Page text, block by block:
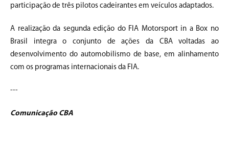
participação de três pilotos cadeirantes em veículos adaptados.
A realização da segunda edição do FIA Motorsport in a Box no
Brasil integra o conjunto de ações da CBA voltadas ao
desenvolvimento do automobilismo de base, em alinhamento
com os programas internacionais da FIA.
---
Comunicação CBA